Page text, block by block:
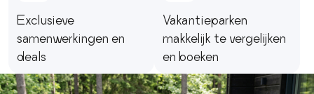
Exclusieve
samenwerkingen en
deals
Vakantieparken
makkelijk te vergelijken
en boeken